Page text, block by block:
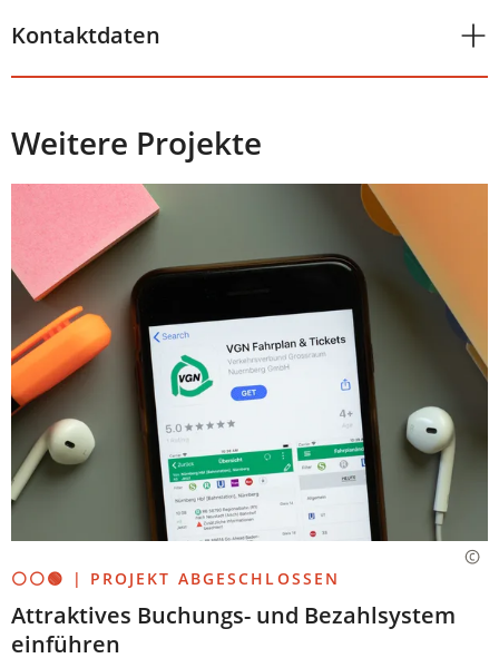
Kontaktdaten
Weitere Projekte
⚪⚪🟢 | PROJEKT ABGESCHLOSSEN
Attraktives Buchungs- und Bezahlsystem
einführen